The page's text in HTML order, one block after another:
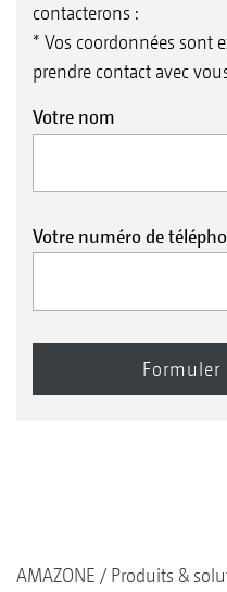
contacterons :
* Vos coordonnées sont
prendre contact avec
Votre nom
Votre numéro de
AMAZONE Produits &